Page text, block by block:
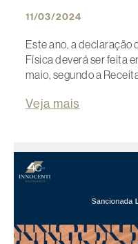
11/03/2024
Este ano, a declaração
Física deverá ser feita
maio, segundo a
Veja mais